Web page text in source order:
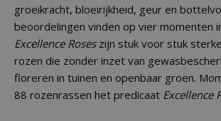
groeikracht, bloeirijkheid, geur en
beoordelingen vinden op vier momenten
Excellence Roseszijn stuk voor stuk
rozen die zonder inzet van
floreren in tuinen en openbaar groen.
88 rozenrassen het predicaat Excellence